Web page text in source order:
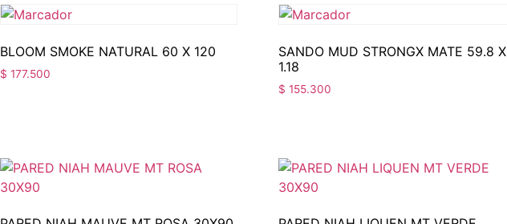
BLOOM SMOKE NATURAL 60 X 120
$ 177.500
SANDO MUD STRONGX MATE 59.8 X
1.18
$ 155.300